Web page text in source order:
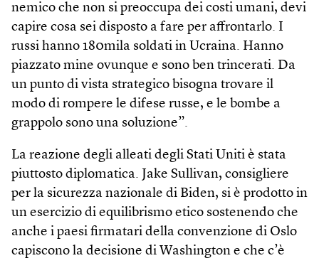
nemico che non si preoccupa dei costi umani, devi
capire cosa sei disposto a fare per affrontarlo. I
russi hanno 180mila soldati in Ucraina. Hanno
piazzato mine ovunque e sono ben trincerati. Da
un punto di vista strategico bisogna trovare il
modo di rompere le difese russe, e le bombe a
grappolo sono una soluzione”.
La reazione degli alleati degli Stati Uniti è stata
piuttosto diplomatica. Jake Sullivan, consigliere
per la sicurezza nazionale di Biden, si è prodotto in
un esercizio di equilibrismo etico sostenendo che
anche i paesi firmatari della convenzione di Oslo
capiscono la decisione di Washington e che c’è